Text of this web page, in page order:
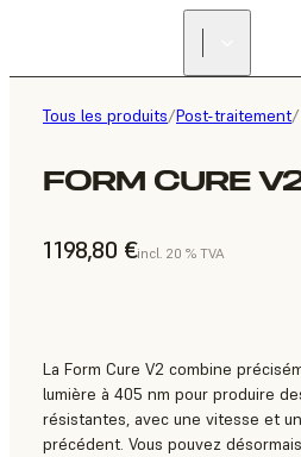
Tous les produits/Post-traitement/
FORM CURE
1 198,80 €incl. 20 % TVA
La Form Cure V2 combine
lumière à 405 nm pour produire
résistantes, avec une vitesse et
précédent. Vous pouvez